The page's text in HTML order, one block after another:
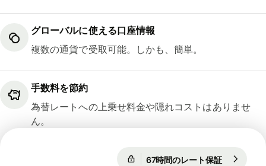
グローバルに使える口座情報
複数の通貨で受取可能。しかも、簡単。
手数料を節約
為替レートへの上乗せ料金や隠れコストはありませ
ん。
67時間のレート保証